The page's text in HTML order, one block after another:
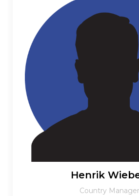
Henrik
Country Manager